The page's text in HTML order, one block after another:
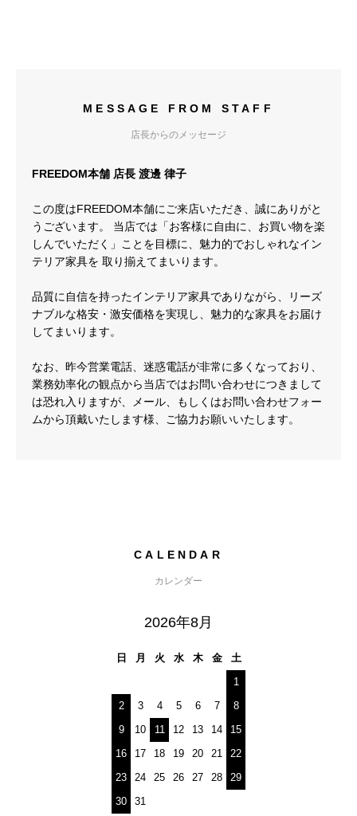
MESSAGE FROM STAFF
店長からのメッセージ
FREEDOM本舗 店長 渡邊 律子
この度はFREEDOM本舗にご来店いただき、誠にありがと
うございます。 当店では「お客様に自由に、お買い物を楽
しんでいただく」ことを目標に、魅力的でおしゃれなイン
テリア家具を 取り揃えてまいります。
品質に自信を持ったインテリア家具でありながら、リーズ
ナブルな格安・激安価格を実現し、魅力的な家具をお届け
してまいります。
なお、昨今営業電話、迷惑電話が非常に多くなっており、
業務効率化の観点から当店ではお問い合わせにつきまして
は恐れ入りますが、メール、もしくはお問い合わせフォー
ムから頂戴いたします様、ご協力お願いいたします。
CALENDAR
カレンダー
2026年8月
日 月 火 水 木 金
土
1
2
3 4 5 6 7
8
9
10 11 12 13 14
15
16
17 18 19 20 21
22
23
24 25 26 27 28
29
30
31